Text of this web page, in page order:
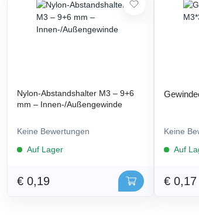
Nylon-Abstandshalter M3 – 9+6
mm – Innen-/Außengewinde
Keine Bewertungen
Auf Lager
€ 0,19
Keine
Auf
€ 0,17